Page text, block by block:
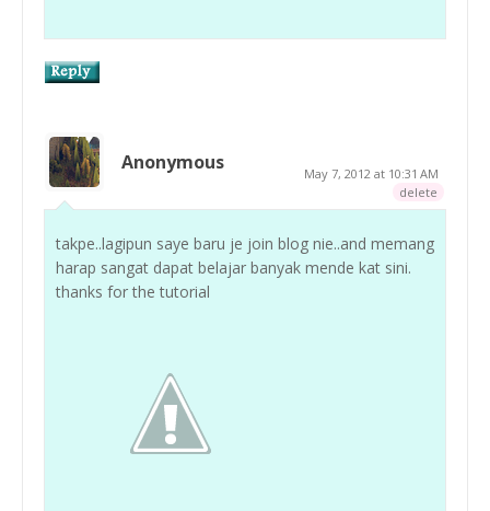
Anonymous
May 7, 2012 at 10:31 AM
delete
takpe..lagipun saye baru je join blog nie..and memang
harap sangat dapat belajar banyak mende kat sini.
thanks for the tutorial